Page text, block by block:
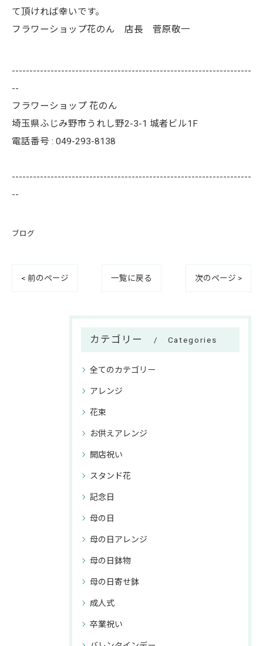
て頂ければ幸いです。
フラワーショップ花のん 店長 菅原敬一
--------------------------------------------------------------------
--
フラワーショップ 花のん
埼玉県ふじみ野市うれし野2-3-1 城者ビル1F
電話番号 : 049-293-8138
--------------------------------------------------------------------
--
ブログ
< 前のページ 一覧に戻る 次のページ >
カテゴリー Categories
全てのカテゴリー
アレンジ
花束
お供えアレンジ
開店祝い
スタンド花
記念日
母の日
母の日アレンジ
母の日鉢物
母の日寄せ鉢
成人式
卒業祝い